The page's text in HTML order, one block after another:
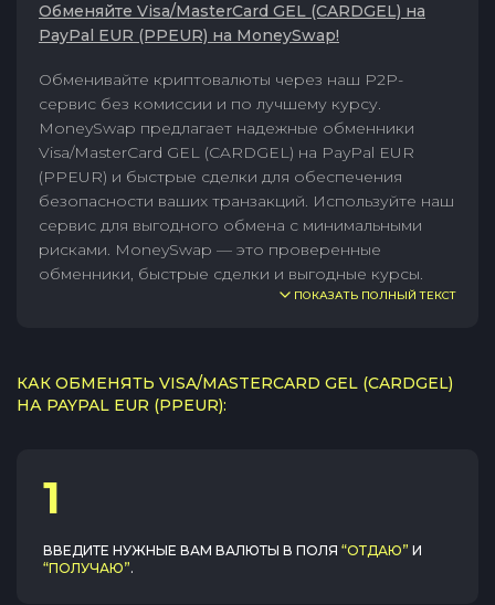
Обменяйте Visa/MasterCard GEL (CARDGEL) на
PayPal EUR (PPEUR) на MoneySwap!
Обменивайте криптовалюты через наш P2P-
сервис без комиссии и по лучшему курсу.
MoneySwap предлагает надежные обменники
Visa/MasterCard GEL (CARDGEL) на PayPal EUR
(PPEUR) и быстрые сделки для обеспечения
безопасности ваших транзакций. Используйте наш
сервис для выгодного обмена с минимальными
рисками. MoneySwap — это проверенные
обменники, быстрые сделки и выгодные курсы.
ПОКАЗАТЬ ПОЛНЫЙ ТЕКСТ
КАК ОБМЕНЯТЬ VISA/MASTERCARD GEL (CARDGEL)
НА PAYPAL EUR (PPEUR):
1
ВВЕДИТЕ НУЖНЫЕ ВАМ ВАЛЮТЫ В ПОЛЯ “ОТДАЮ” И
“ПОЛУЧАЮ”.